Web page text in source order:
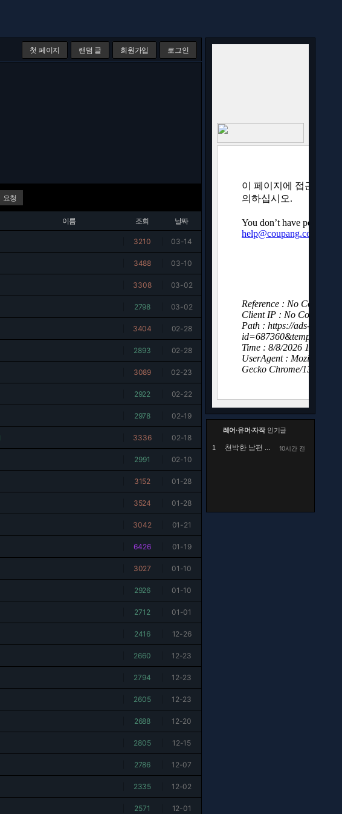
첫 페이지 랜덤 글 회원가입 로그인
요청
이름 조회 날짜
3210 03-14
3488 03-10
3308 03-02
2798 03-02
3404 02-28
2893 02-28
3089 02-23
2922 02-22
2978 02-19
3336 02-18
2991 02-10
3152 01-28
3524 01-28
3042 01-21
6426 01-19
3027 01-10
2926 01-10
2712 01-01
2416 12-26
2660 12-23
2794 12-23
2605 12-23
2688 12-20
2805 12-15
2786 12-07
2335 12-02
2571 12-01
레어·유머·자작인기글
1 천박한 남편 때문에 고민 10시간 전